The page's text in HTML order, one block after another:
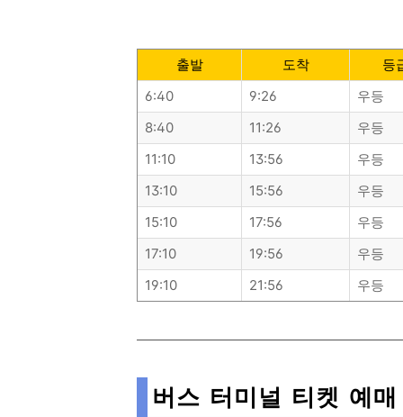
출발 도착
등
6:40
9:26
우등
8:40
11:26
우등
11:10
13:56
우등
13:10
15:56
우등
15:10
17:56
우등
17:10
19:56
우등
19:10
21:56 우등
버스 터미널 티켓 예